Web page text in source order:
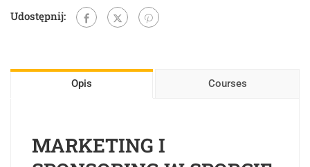
Udostępnij:
Opis Courses
MARKETING I